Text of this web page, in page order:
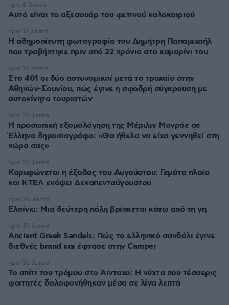
Αυτό είναι το αξεσουάρ του φετινού καλοκαιριού
πριν 8 λεπτά
Η αδημοσίευτη φωτογραφία του Δημήτρη Παπαμιχαήλ
που τραβήχτηκε πριν από 22 χρόνια στο καμαρίνι του
πριν 12 λεπτά
Στο 401 οι δύο αστυνομικοί μετά το τροχαίο στην
Αθηνών-Σουνίου, πώς έγινε η σφοδρή σύγκρουση με
αυτοκίνητο τουριστών
πριν 13 λεπτά
Η προσωπική εξομολόγηση της Μέριλιν Μονρόε σε
Έλληνα δημοσιογράφο: «Θα ήθελα να είχα γεννηθεί στη
χώρα σας»
πριν 23 λεπτά
Κορυφώνεται η έξοδος του Αυγούστου: Γεμάτα πλοία
και ΚΤΕΛ ενόψει Δεκαπενταύγουστου
πριν 23 λεπτά
Ελσίνκι: Mια δεύτερη πόλη βρίσκεται κάτω από τη γη
πριν 28 λεπτά
Ancient Greek Sandals: Πώς το ελληνικό σανδάλι έγινε
διεθνές brand και έφτασε στην Camper
πριν 33 λεπτά
Το σπίτι του τρόμου στο Άινταχο: Η νύχτα που τέσσερις
φοιτητές δολοφονήθηκαν μέσα σε λίγα λεπτά
πριν 35 λεπτά